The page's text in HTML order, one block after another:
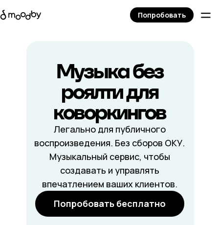
Музыка без
роялти для
коворкингов
Легально для публичного
воспроизведения. Без сборов ОКУ.
Музыкальный сервис, чтобы
создавать и управлять
впечатлением ваших клиентов.
Попробовать бесплатно
Попробовать